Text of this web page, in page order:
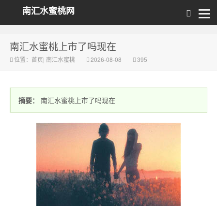
南汇水蜜桃网
南汇水蜜桃上市了吗现在
位置： 首页| 南汇水蜜桃 2026-08-08 395
摘要： 南汇水蜜桃上市了吗现在